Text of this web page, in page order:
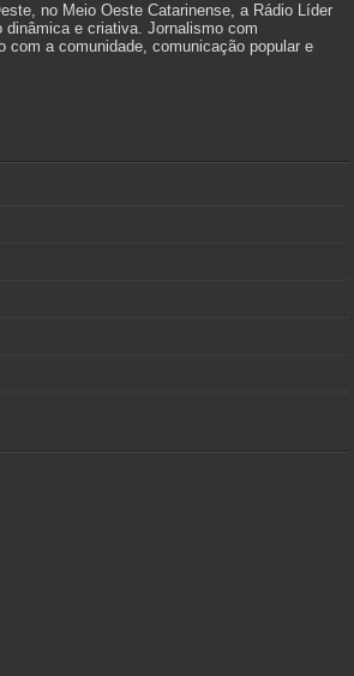
no Meio Oeste Catarinense, a Rádio Líder
dinâmica e criativa. Jornalismo com
com a comunidade, comunicação popular e